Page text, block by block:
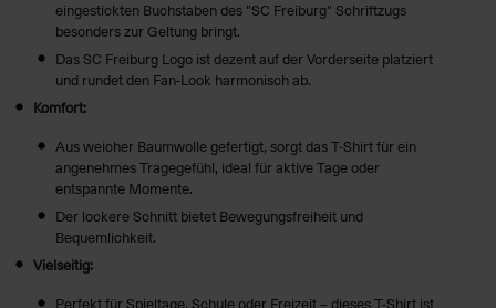
eingestickten Buchstaben des "SC Freiburg" Schriftzugs
besonders zur Geltung bringt.
Das SC Freiburg Logo ist dezent auf der Vorderseite platziert
und rundet den Fan-Look harmonisch ab.
Komfort:
Aus weicher Baumwolle gefertigt, sorgt das T-Shirt für ein
angenehmes Tragegefühl, ideal für aktive Tage oder
entspannte Momente.
Der lockere Schnitt bietet Bewegungsfreiheit und
Bequemlichkeit.
Vielseitig:
Perfekt für Spieltage, Schule oder Freizeit – dieses T-Shirt ist